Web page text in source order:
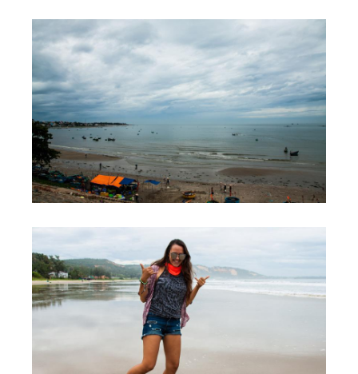
Ветратория.Дахаб
Ветратория Россия
Ветратория.Вьетнам
Цены
Обучение Виндсерфингу
Прокат виндсерфинга и винг фойла
Классический серфинг и SUP
Продажа оборудования
Обучение кайтсерфингу
Система скидок
Обучение Wing Foil